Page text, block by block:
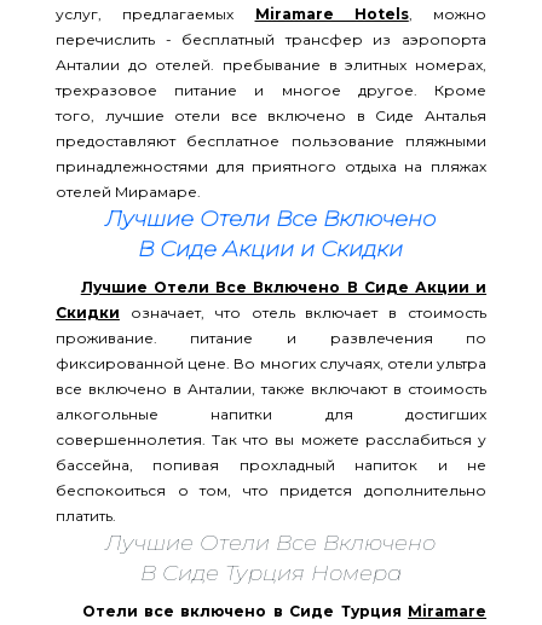
услуг, предлагаемых Miramare Hotels, можно
перечислить - бесплатный трансфер из аэропорта
Анталии до отелей. пребывание в элитных номерах,
трехразовое питание и многое другое. Кроме
того, лучшие отели все включено в Сиде Анталья
предоставляют бесплатное пользование пляжными
принадлежностями для приятного отдыха на пляжах
отелей Мирамаре.
Лучшие Отели Все Включено
В Сиде Акции и Скидки
Лучшие Отели Все Включено В Сиде Акции и
Скидки означает, что отель включает в стоимость
проживание. питание и развлечения по
фиксированной цене. Во многих случаях, отели ультра
все включено в Анталии, также включают в стоимость
алкогольные напитки для достигших
совершеннолетия. Так что вы можете расслабиться у
бассейна, попивая прохладный напиток и не
беспокоиться о том, что придется дополнительно
платить.
Лучшие Отели Все Включено
В Сиде Турция Номера
Отели все включено в Сиде Турция Miramare